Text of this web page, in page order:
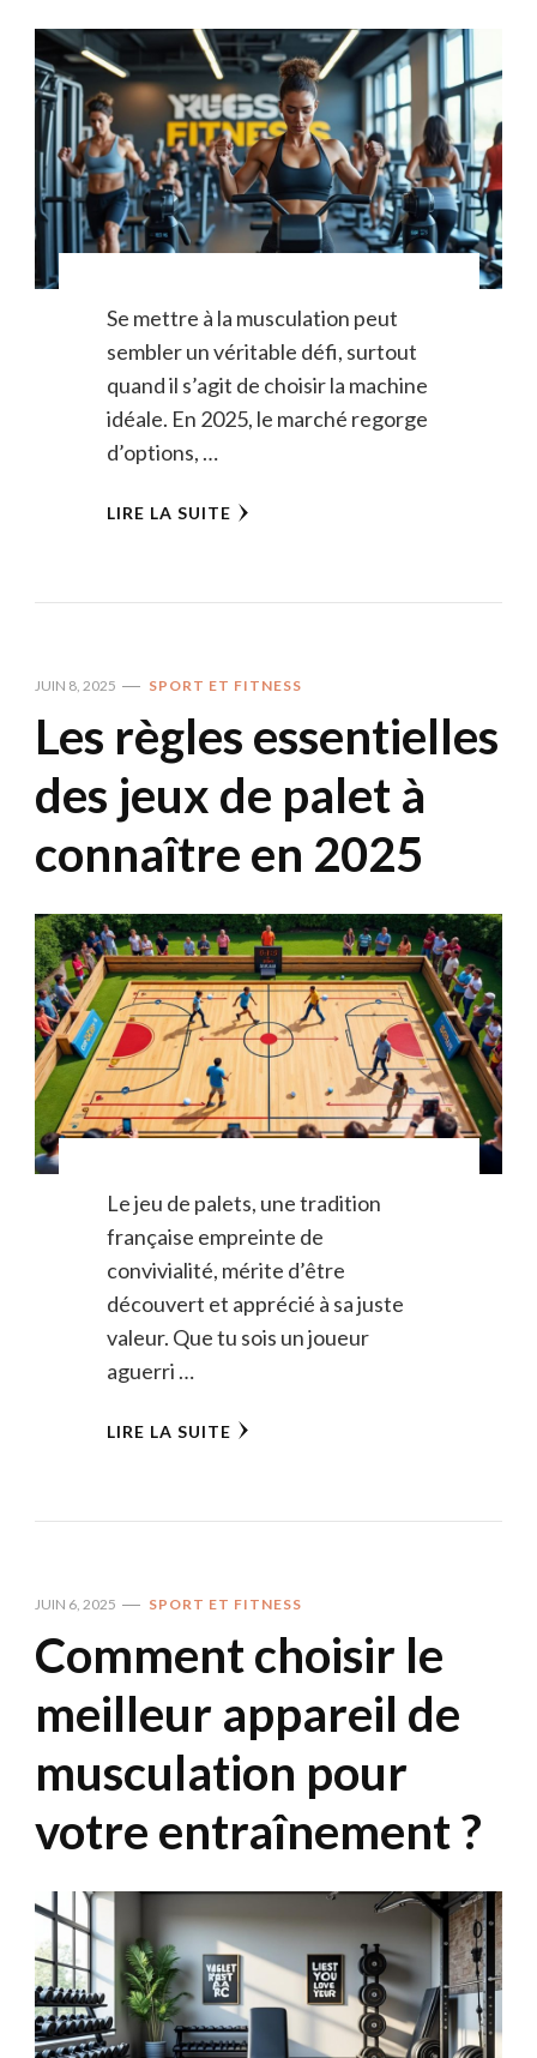
Se mettre à la musculation peut
sembler un véritable défi, surtout
quand il s’agit de choisir la machine
idéale. En 2025, le marché regorge
d’options, …
LIRE LA SUITE
JUIN 8, 2025 SPORT ET FITNESS
Les règles essentielles
des jeux de palet à
connaître en 2025
Le jeu de palets, une tradition
française empreinte de
convivialité, mérite d’être
découvert et apprécié à sa juste
valeur. Que tu sois un joueur
aguerri …
LIRE LA SUITE
JUIN 6, 2025 SPORT ET FITNESS
Comment choisir le
meilleur appareil de
musculation pour
votre entraînement ?